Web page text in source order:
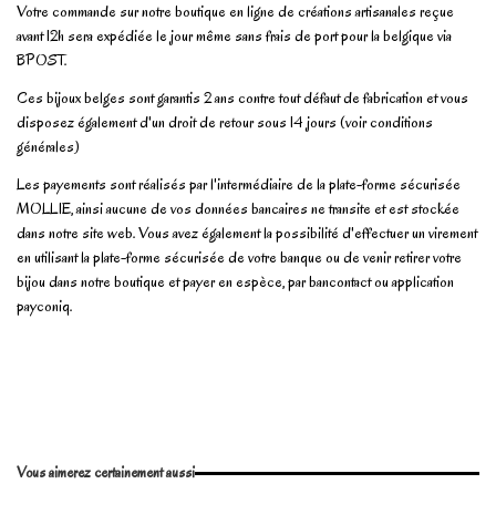
Votre commande sur notre boutique en ligne de créations artisanales reçue
avant 12h sera expédiée le jour même sans frais de port pour la belgique via
BPOST.
Ces bijoux belges sont garantis 2 ans contre tout défaut de fabrication et vous
disposez également d'un droit de retour sous 14 jours (voir conditions
générales)
Les payements sont réalisés par l'intermédiaire de la plate-forme sécurisée
MOLLIE, ainsi aucune de vos données bancaires ne transite et est stockée
dans notre site web. Vous avez également la possibilité d'effectuer un virement
en utilisant la plate-forme sécurisée de votre banque ou de venir retirer votre
bijou dans notre boutique et payer en espèce, par bancontact ou application
payconiq.
Marque
Vous aimerez certainement aussi